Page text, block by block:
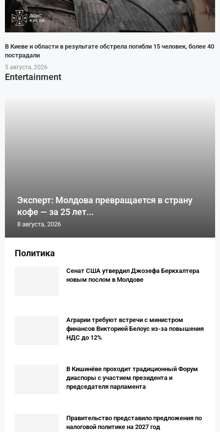
В Киеве и области в результате обстрела погибли 15 человек, более 40
пострадали
5 августа, 2026
Entertainment
Эксперт: Молдова превращается в страну
кофе — за 25 лет...
8 августа, 2026
Политика
Сенат США утвердил Джозефа Беркхалтера
новым послом в Молдове
Аграрии требуют встречи с министром
финансов Викторией Белоус из-за повышения
НДС до 12%
В Кишинёве проходит традиционный Форум
диаспоры с участием президента и
председателя парламента
Правительство представило предложения по
налоговой политике на 2027 год